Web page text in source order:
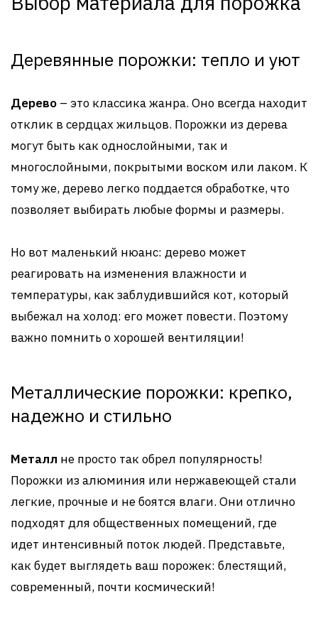
Деревянные порожки: тепло и уют
Дерево – это классика жанра. Оно всегда находит
отклик в сердцах жильцов. Порожки из дерева
могут быть как однослойными, так и
многослойными, покрытыми воском или лаком. К
тому же, дерево легко поддается обработке, что
позволяет выбирать любые формы и размеры.
Но вот маленький нюанс: дерево может
реагировать на изменения влажности и
температуры, как заблудившийся кот, который
выбежал на холод: его может повести. Поэтому
важно помнить о хорошей вентиляции!
Металлические порожки: крепко,
надежно и стильно
Металл не просто так обрел популярность!
Порожки из алюминия или нержавеющей стали
легкие, прочные и не боятся влаги. Они отлично
подходят для общественных помещений, где
идет интенсивный поток людей. Представьте,
как будет выглядеть ваш порожек: блестящий,
современный, почти космический!